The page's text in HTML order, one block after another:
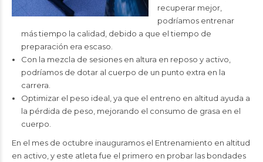
recuperar mejor,
podríamos entrenar
más tiempo la calidad, debido a que el tiempo de
preparación era escaso.
Con la mezcla de sesiones en altura en reposo y activo,
podríamos de dotar al cuerpo de un punto extra en la
carrera.
Optimizar el peso ideal, ya que el entreno en altitud ayuda a
la pérdida de peso, mejorando el consumo de grasa en el
cuerpo.
En el mes de octubre inauguramos el Entrenamiento en altitud
en activo, y este atleta fue el primero en probar las bondades